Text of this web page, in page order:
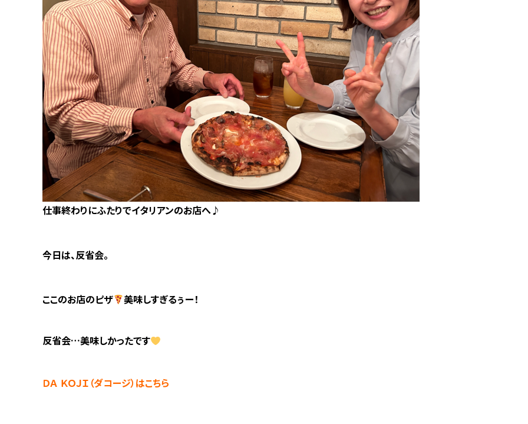
仕事終わりにふたりでイタリアンのお店へ♪
今日は、反省会。
ここのお店のピザ 美味しすぎるぅー！
反省会…美味しかったです
ＤＡ ＫＯＪＩ（ダコージ）はこちら